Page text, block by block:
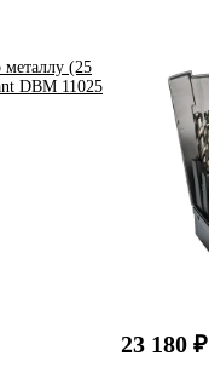
23 180 ₽